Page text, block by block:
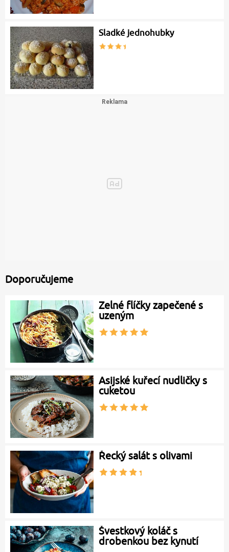
Sladké jednohubky
Doporučujeme
Zelné flíčky zapečené s
uzeným
Asijské kuřecí nudličky s
cuketou
Řecký salát s olivami
Švestkový koláč s
drobenkou bez kynutí